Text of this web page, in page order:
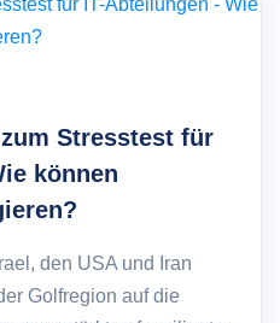
Stresstest für
können
den USA und Iran
Golfregion auf die